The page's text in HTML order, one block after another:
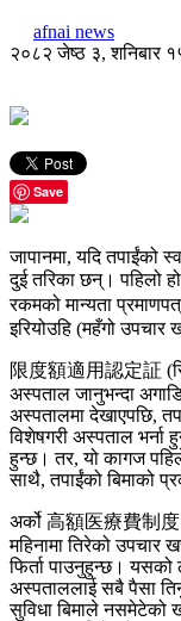
afnai news
२०८२ जेष्ठ ३, शनिबार
Save
जापानमा, यदि तपाईंको
दुई तरिका छन्। पहिलो
रकमको मान्यता
इरियोउहि (महँगो उपचार
限度額適用認定証
अस्पताल जानुभन्दा
अस्पतालमा देखाएपछि,
विशेषगरी अस्पताल भर्ना
हुन्छ। तर, यो कागज
साथै, तपाईंको बिमाको
अर्को 高額医療費制度
महिनामा तिरेको उपचार
फिर्ता पाउनुहुन्छ।
अस्पताललाई सबै पैसा
सुविधा बिमाले नसमेटेको